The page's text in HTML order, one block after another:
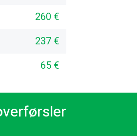
260 €
237 €
65 €